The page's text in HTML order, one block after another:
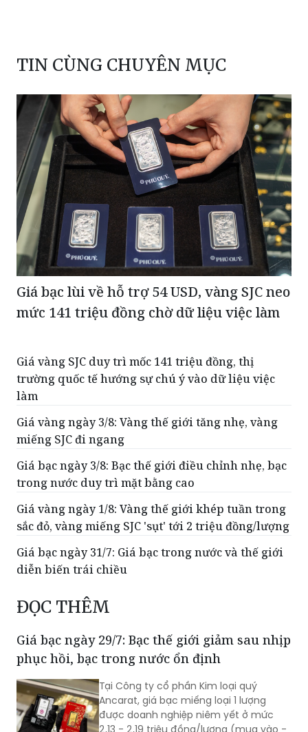
TIN CÙNG CHUYÊN MỤC
Giá bạc lùi về hỗ trợ 54 USD, vàng SJC neo
mức 141 triệu đồng chờ dữ liệu việc làm
Giá vàng SJC duy trì mốc 141 triệu đồng, thị
trường quốc tế hướng sự chú ý vào dữ liệu việc
làm
Giá vàng ngày 3/8: Vàng thế giới tăng nhẹ, vàng
miếng SJC đi ngang
Giá bạc ngày 3/8: Bạc thế giới điều chỉnh nhẹ, bạc
trong nước duy trì mặt bằng cao
Giá vàng ngày 1/8: Vàng thế giới khép tuần trong
sắc đỏ, vàng miếng SJC 'sụt' tới 2 triệu đồng/lượng
Giá bạc ngày 31/7: Giá bạc trong nước và thế giới
diễn biến trái chiều
ĐỌC THÊM
Giá bạc ngày 29/7: Bạc thế giới giảm sau nhịp
phục hồi, bạc trong nước ổn định
Tại Công ty cổ phần Kim loại quý
Ancarat, giá bạc miếng loại 1 lượng
được doanh nghiệp niêm yết ở mức
2,13 - 2,19 triệu đồng/lượng (mua vào -